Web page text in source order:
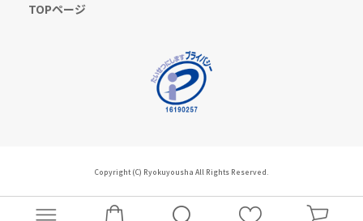
TOPページ
Copyright (C) Ryokuyousha All Rights Reserved.